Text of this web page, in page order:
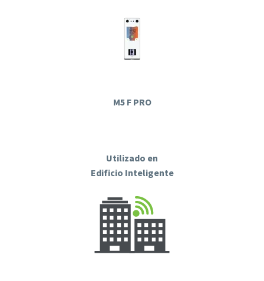
M5 F PRO
Utilizado en
Edificio Inteligente